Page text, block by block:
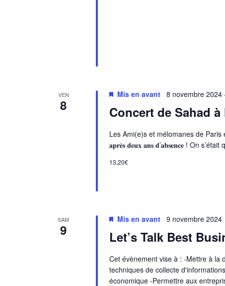
VEN
8
Mis en avant 8 novembre 2024
Concert de Sahad
Les Ami(e)s et mélomanes de Paris et
𝐚𝐩𝐫𝐞̀𝐬 𝐝𝐞𝐮𝐱 𝐚𝐧𝐬 𝐝’𝐚𝐛𝐬𝐞𝐧𝐜𝐞 ! On
13,20€
SAM
9
Mis en avant 9 novembre 2024
Let’s Talk Best
Cet évènement vise à : -Mettre à la
techniques de collecte
économique -Permettre aux